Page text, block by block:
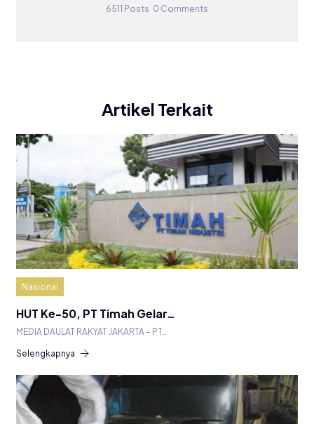
6511 Posts 0 Comments
Artikel Terkait
Nasional
HUT Ke-50, PT Timah Gelar…
MEDIA DAULAT RAKYAT JAKARTA – PT…
Selengkapnya